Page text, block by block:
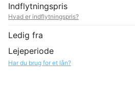
Indflytningspris
Hvad er indflytningspris?
Ledig fra
Lejeperiode
Har du brug for et lån?